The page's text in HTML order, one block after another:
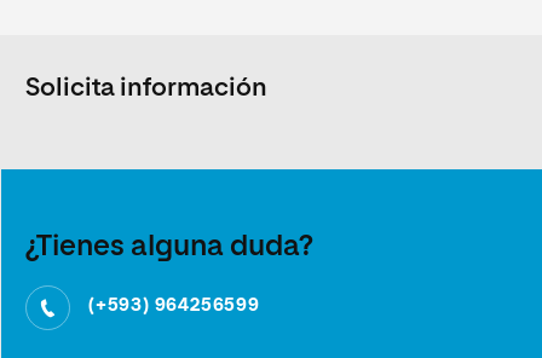
Solicita información
¿Tienes alguna duda?
(+593) 964256599